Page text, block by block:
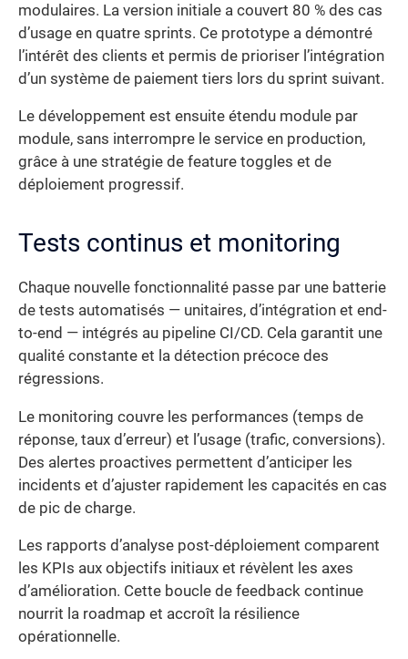
modulaires. La version initiale a couvert 80 % des cas
d’usage en quatre sprints. Ce prototype a démontré
l’intérêt des clients et permis de prioriser l’intégration
d’un système de paiement tiers lors du sprint suivant.
Le développement est ensuite étendu module par
module, sans interrompre le service en production,
grâce à une stratégie de feature toggles et de
déploiement progressif.
Tests continus et monitoring
Chaque nouvelle fonctionnalité passe par une batterie
de tests automatisés — unitaires, d’intégration et end-
to-end — intégrés au pipeline CI/CD. Cela garantit une
qualité constante et la détection précoce des
régressions.
Le monitoring couvre les performances (temps de
réponse, taux d’erreur) et l’usage (trafic, conversions).
Des alertes proactives permettent d’anticiper les
incidents et d’ajuster rapidement les capacités en cas
de pic de charge.
Les rapports d’analyse post-déploiement comparent
les KPIs aux objectifs initiaux et révèlent les axes
d’amélioration. Cette boucle de feedback continue
nourrit la roadmap et accroît la résilience
opérationnelle.